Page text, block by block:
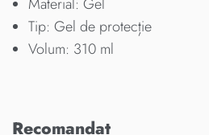
Tip: Gel de protecție
Volum: 310 ml
Recomandat